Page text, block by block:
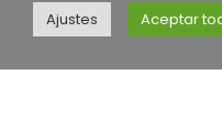
Ajustes Aceptar